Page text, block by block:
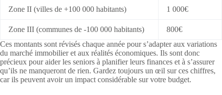
Zone II (villes de +100 000 habitants) 1 000€
Zone III (communes de -100 000 habitants)
800€
Ces montants sont révisés chaque année pour s’adapter aux variations
du marché immobilier et aux réalités économiques. Ils sont donc
précieux pour aider les seniors à planifier leurs finances et à s’assurer
qu’ils ne manqueront de rien. Gardez toujours un œil sur ces chiffres,
car ils peuvent avoir un impact considérable sur votre budget.